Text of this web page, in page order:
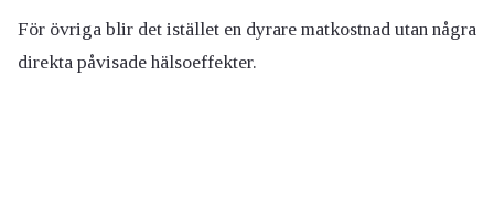
För övriga blir det istället en dyrare matkostnad utan några
direkta påvisade hälsoeffekter.